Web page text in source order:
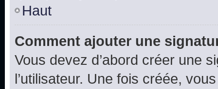
Haut
Comment ajouter une
Vous devez d’abord créer une
l’utilisateur. Une fois créée,